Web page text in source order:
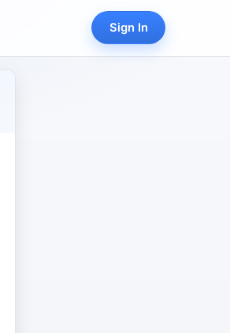
Sign In